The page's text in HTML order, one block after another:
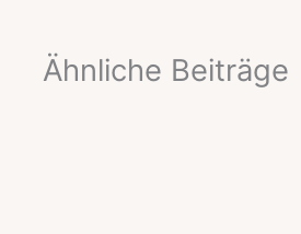
Ähnliche Beiträge